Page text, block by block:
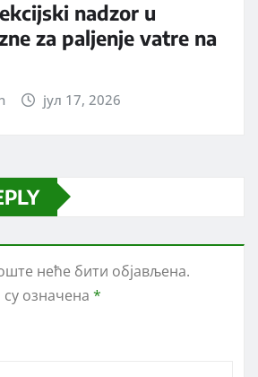
nadzor u
za paljenje vatre na
јул 17, 2026
неће бити објављена.
означена *